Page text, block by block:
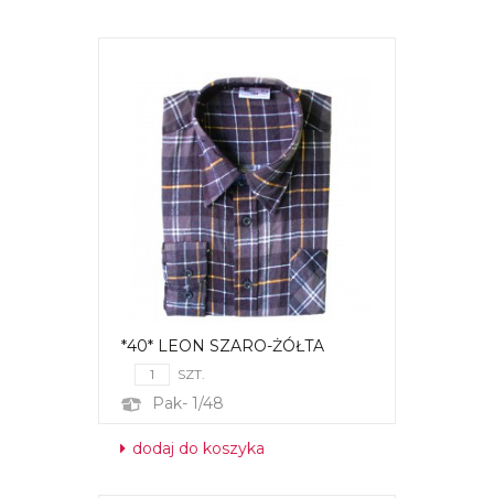
*40* LEON SZARO-ŻÓŁTA
SZT.
Pak- 1/48
dodaj do koszyka